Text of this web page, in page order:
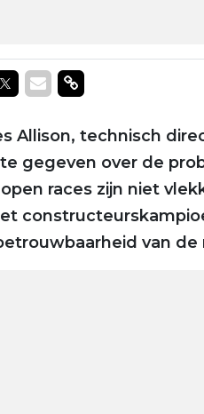
op Facebook
Delen op Twitter
Delen via Mail
Delen via link
Allison, technisch
gegeven over de
races zijn niet
van